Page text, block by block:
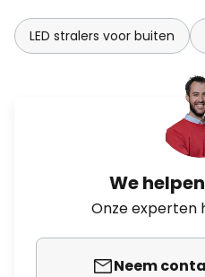
LED stralers voor buiten
We
Onze experten
Neem